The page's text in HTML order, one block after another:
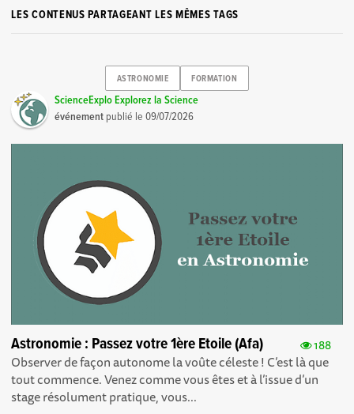
LES CONTENUS PARTAGEANT LES MÊMES TAGS
ASTRONOMIE FORMATION
ScienceExplo Explorez la Science
événement publié le09/07/2026
188
Astronomie : Passez votre 1ère Etoile (Afa)
Observer de façon autonome la voûte céleste ! C’est là que
tout commence. Venez comme vous êtes et à l’issue d’un
stage résolument pratique, vous...